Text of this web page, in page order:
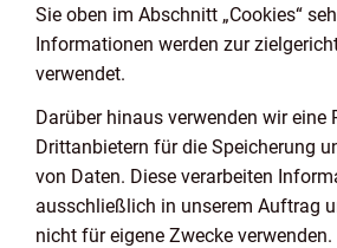
Sie oben im Abschnitt „Cookies“
Informationen werden zur
verwendet.
Darüber hinaus verwenden wir eine
Drittanbietern für die Speicherung
von Daten. Diese verarbeiten
ausschließlich in unserem Auftrag
nicht für eigene Zwecke verwenden.